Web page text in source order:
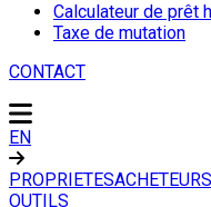
Calculateur de prêt
Taxe de mutation
CONTACT
EN
PROPRIETESACHETEURS
OUTILS